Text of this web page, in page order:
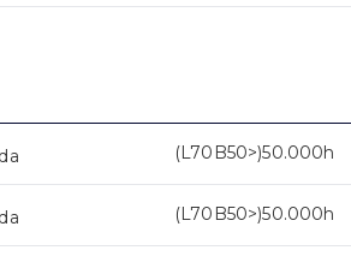
(L70B50>)50.000h
(L70B50>)50.000h